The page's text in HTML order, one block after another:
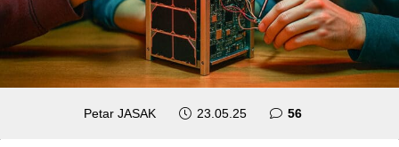
Petar JASAK 23.05.25 56komentara